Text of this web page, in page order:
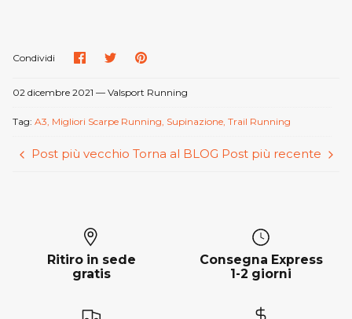
Condividi Condividi
su
CondividiCondividi
02 dicembre 2021 — Valsport Running
Tag: A3 Migliori Scarpe Running Supinazione Trail Running
Post più vecchio Torna al BLOG Post più recente
Ritiro in sede
gratis
Consegna Express
1-2 giorni